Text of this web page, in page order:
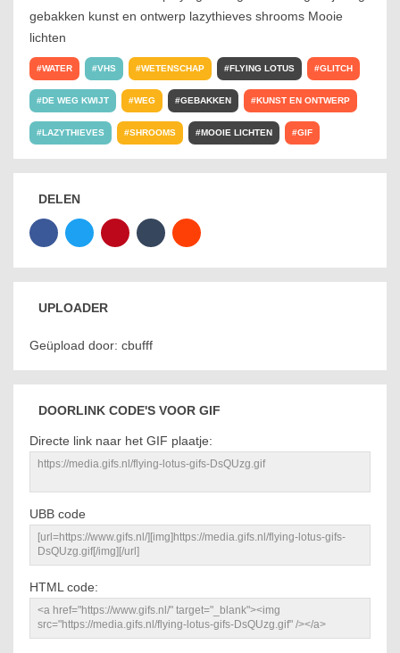
WATER VHS WETENSCHAP FLYING LOTUS GLITCH
DE WEG KWIJT WEG GEBAKKEN KUNST EN ONTWERP
LAZYTHIEVES SHROOMS MOOIE LICHTEN GIF
DELEN
UPLOADER
Geüpload door: cbufff
DOORLINK CODE'S VOOR GIF
Directe link naar het GIF plaatje:
UBB code
HTML code: